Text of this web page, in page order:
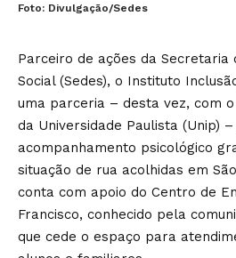
Foto: Divulgação/Sedes
Parceiro de ações da Secretaria
Social (Sedes), o Instituto
uma parceria – desta vez, com
da Universidade Paulista (Unip)
acompanhamento psicológico
situação de rua acolhidas em
conta com apoio do Centro de
Francisco, conhecido pela
que cede o espaço para